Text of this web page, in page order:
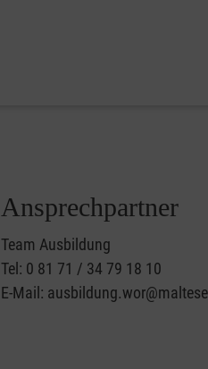
Ansprechpartner
Team Ausbildung
Tel: 0 81 71 / 34 79 18 10
E-Mail: